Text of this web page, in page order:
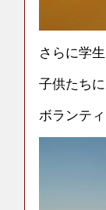
さらに学
子供たち
ボランテ